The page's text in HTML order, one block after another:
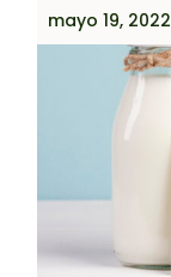
mayo 19, 2022